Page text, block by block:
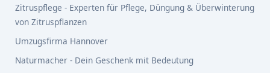
Zitruspflege - Experten für Pflege, Düngung & Überwinterung
von Zitruspflanzen
Umzugsfirma Hannover
Naturmacher - Dein Geschenk mit Bedeutung